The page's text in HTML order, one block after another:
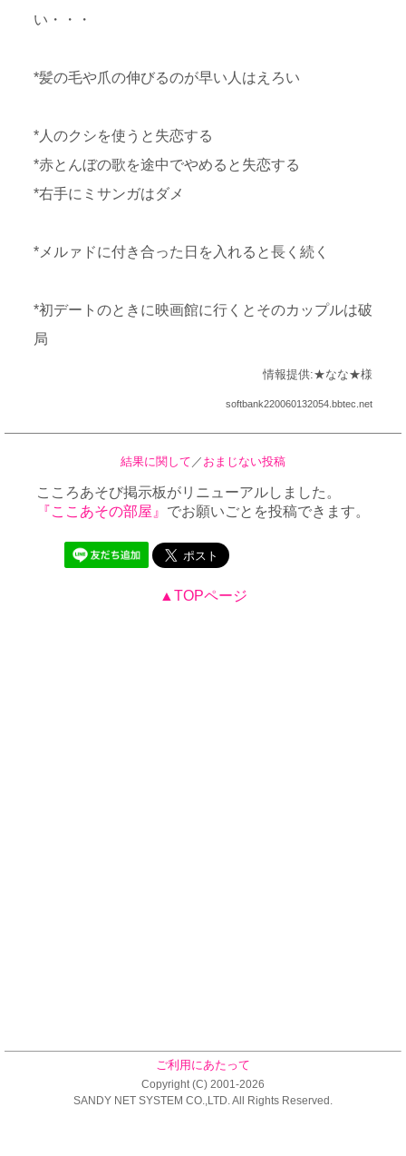
い・・・
*髪の毛や爪の伸びるのが早い人はえろい
*人のクシを使うと失恋する
*赤とんぼの歌を途中でやめると失恋する
*右手にミサンガはダメ
*メルァドに付き合った日を入れると長く続く
*初デートのときに映画館に行くとそのカップルは破
局
情報提供:★なな★様
softbank220060132054.bbtec.net
結果に関して ／ おまじない投稿
こころあそび掲示板がリニューアルしました。
『ここあその部屋』 でお願いごとを投稿できます。
▲TOPページ
ご利用にあたって
Copyright (C) 2001-2026
SANDY NET SYSTEM CO.,LTD. All Rights Reserved.